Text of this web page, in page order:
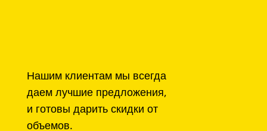
Нашим клиентам мы всегда
даем лучшие предложения,
и готовы дарить скидки от
объемов.